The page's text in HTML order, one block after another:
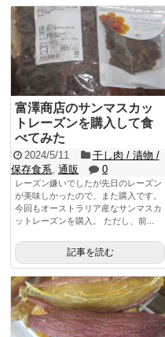
富澤商店のサンマスカッ
トレーズンを購入して食
べてみた
2024/5/11
干し肉 / 漬物 /
保存食系 通販 0
レーズン嫌いでしたが先日のレーズン
が美味しかったので、また購入です。
今回もオーストラリア産なサンマスカ
ットレーズンを購入。 ただし、前...
記事を読む